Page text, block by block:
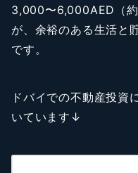
3,000〜6,000AED（
が、余裕のある生活と
です。
ドバイでの不動産投資
いています↓